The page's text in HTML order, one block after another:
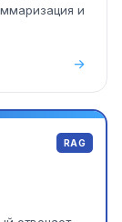
и
RAG